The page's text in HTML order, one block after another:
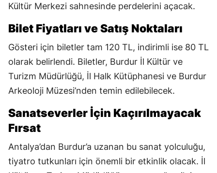
Kültür Merkezi sahnesinde perdelerini açacak.
Bilet Fiyatları ve Satış Noktaları
Gösteri için biletler tam 120 TL, indirimli ise 80 TL
olarak belirlendi. Biletler, Burdur İl Kültür ve
Turizm Müdürlüğü, İl Halk Kütüphanesi ve Burdur
Arkeoloji Müzesi’nden temin edilebilecek.
Sanatseverler İçin Kaçırılmayacak
Fırsat
Antalya’dan Burdur’a uzanan bu sanat yolculuğu,
tiyatro tutkunları için önemli bir etkinlik olacak. İl